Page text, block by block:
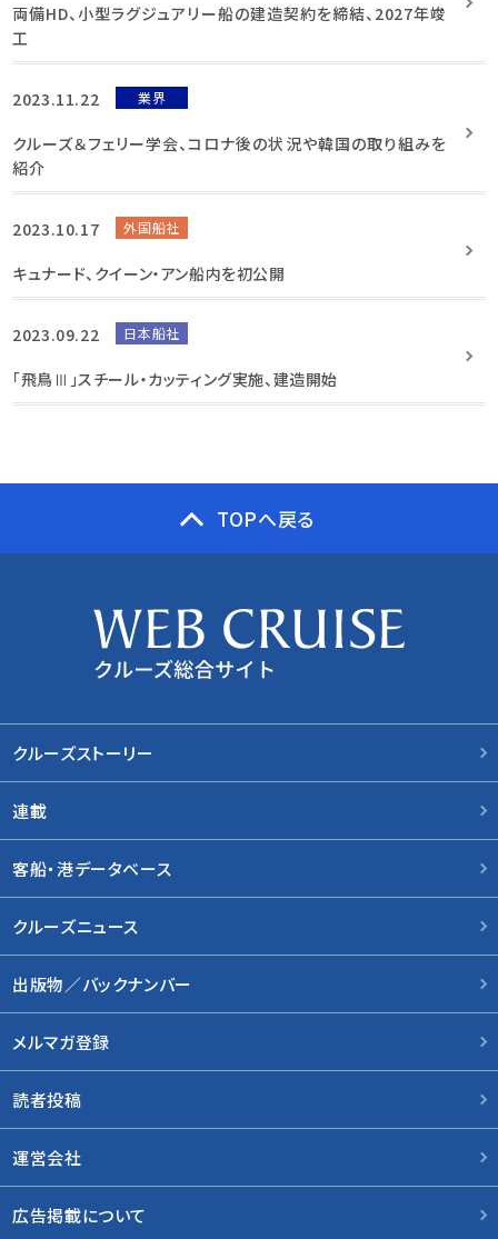
両備HD、小型ラグジュアリー船の建造契約を締結、2027年竣
工
2023.11.22 業界
クルーズ＆フェリー学会、コロナ後の状況や韓国の取り組みを
紹介
2023.10.17 外国船社
キュナード、クイーン・アン船内を初公開
2023.09.22 日本船社
「飛鳥Ⅲ」スチール・カッティング実施、建造開始
TOPへ戻る
クルーズストーリー
連載
客船・港データベース
クルーズニュース
出版物／バックナンバー
メルマガ登録
読者投稿
運営会社
広告掲載について